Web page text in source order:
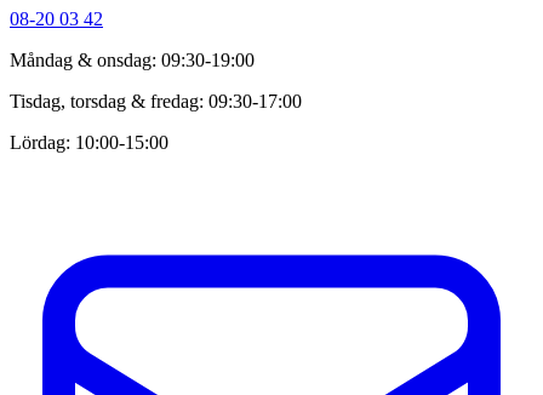
08-20 03 42
Måndag & onsdag: 09:30-19:00
Tisdag, torsdag & fredag: 09:30-17:00
Lördag: 10:00-15:00